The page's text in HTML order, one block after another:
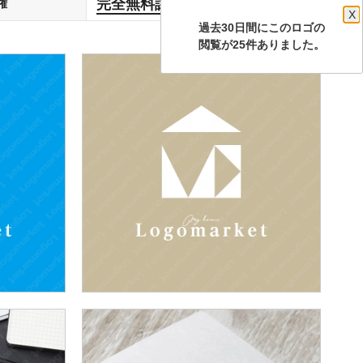
過去30日間にこのロゴの
X
閲覧が25件ありました。